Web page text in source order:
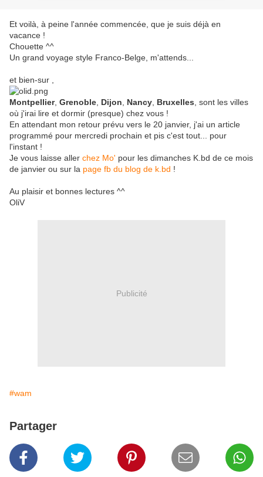
Et voilà, à peine l'année commencée, que je suis déjà en
vacance !
Chouette ^^
Un grand voyage style Franco-Belge, m'attends...
et bien-sur ,
Montpellier, Grenoble Dijon Nancy Bruxelles , sont les villes
où j'irai lire et dormir (presque) chez vous !
En attendant mon retour prévu vers le 20 janvier, j'ai un article
programmé pour mercredi prochain et pis c'est tout... pour
l'instant !
Je vous laisse aller chez Mo' pour les dimanches K.bd de ce mois
de janvier ou sur la page fb du blog de k.bd !
Au plaisir et bonnes lectures ^^
OliV
Publicité
#wam
Partager